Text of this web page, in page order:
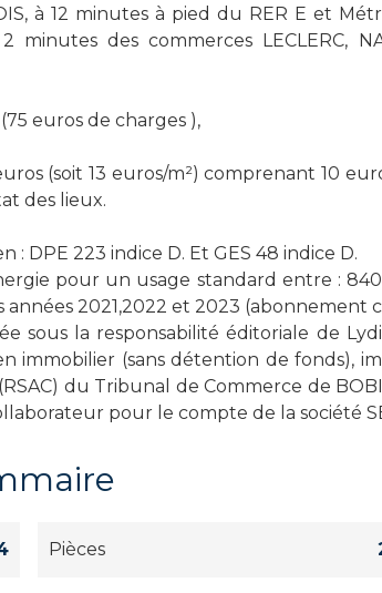
à 12 minutes à pied du RER E et
minutes des commerces LECLERC,
euros de charges ),
(soit 13 euros/m²) comprenant 10
des lieux.
DPE 223 indice D. Et GES 48 indice D.
pour un usage standard entre :
2021,2022 et 2023 (abonnement
sous la responsabilité éditoriale de
immobilier (sans détention de fonds),
du Tribunal de Commerce de
pour le compte de la société
Pièces